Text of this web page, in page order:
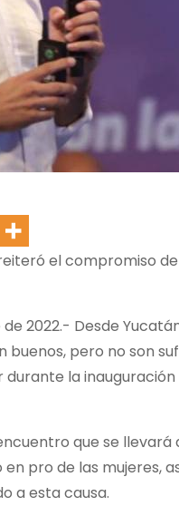
el compromiso
2022.- Desde
buenos, pero no son
la
que se
pro de las mujeres,
a esta causa.